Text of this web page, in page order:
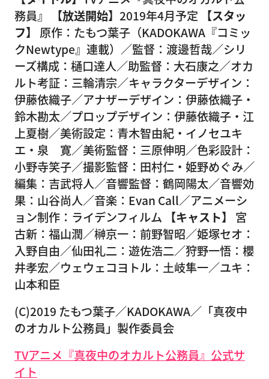
務員』
【放送開始】 2019年4月予定 【スタッ
フ】
原作：たもつ葉子（KADOKAWA『コミッ
クNewtype』連載）／監督：渡邊哲哉／シリ
ーズ構成：樋口達人／助監督：大石康之／オカ
ルト考証：三輪清宗／キャラクターデザイン：
伊藤依織子／アナザーデザイン：伊藤依織子・
鈴木勘太／プロップデザイン：伊藤依織子・江
上夏樹／美術設定：青木智由紀・イノセユキ
エ・泉 寛／美術監督：三原伸明／色彩設計：
小野寺笑子／撮影監督：田村仁・姫野めぐみ／
編集：吉武将人／音響監督：鶴岡陽太／音響効
果：山谷尚人／音楽：Evan Call／アニメーシ
ョン制作：ライデンフィルム
【キャスト】
宮
古新：福山潤／榊京一：前野智昭／姫塚セオ：
入野自由／仙田礼二：遊佐浩二／狩野一悟：櫻
井孝宏／ウェウェコヨトル：土岐隼一／ユキ：
山本和臣
(C)2019 たもつ葉子／KADOKAWA／「真夜中
のオカルト公務員」製作委員会
TVアニメ『真夜中のオカルト公務員』公式サ
イト